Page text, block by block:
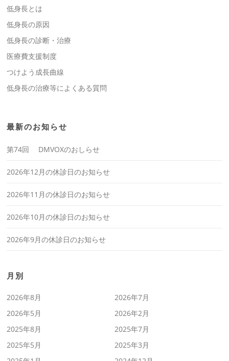
低身長とは
低身長の原因
低身長の診断・治療
医療費支援制度
つけよう成長曲線
低身長の治療等によくある質問
最新のお知らせ
第74回 DMVOXのおしらせ
2026年12月の休診日のお知らせ
2026年11月の休診日のお知らせ
2026年10月の休診日のお知らせ
2026年9月の休診日のお知らせ
月別
2026年8月
2026年7月
2026年5月
2026年2月
2025年8月
2025年7月
2025年5月
2025年3月